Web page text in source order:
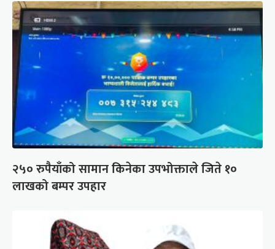
२५० रुपैयाँको सामान किनेका उपभोक्ताले जिते १०
लाखको बम्पर उपहार